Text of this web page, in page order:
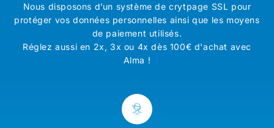
Nous disposons d’un système de crytpage SSL pour
protéger vos données personnelles ainsi que les moyens
de paiement utilisés.
Réglez aussi en 2x, 3x ou 4x dès 100€ d'achat avec
Alma !